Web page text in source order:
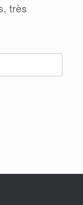
très